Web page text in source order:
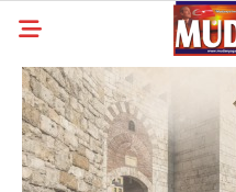
YAZARLAR
YEREL